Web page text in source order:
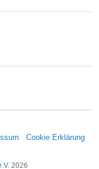
Cookie Erklärung
2026